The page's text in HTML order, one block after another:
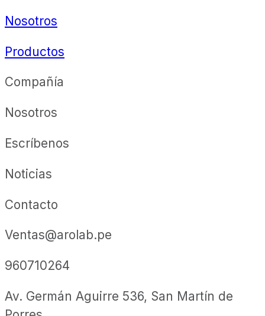
Nosotros
Productos
Compañía
Nosotros
Escríbenos
Noticias
Contacto
Ventas@arolab.pe
960710264
Av. Germán Aguirre 536, San Martín de